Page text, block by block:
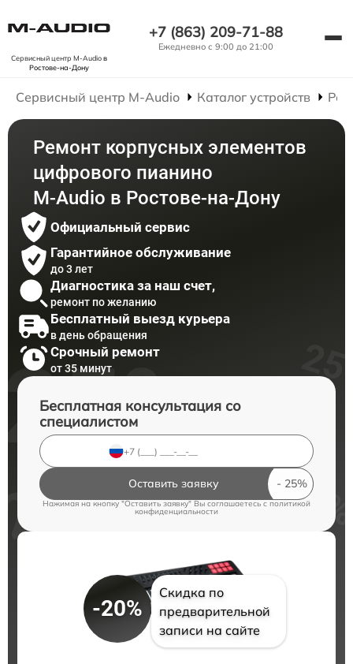
Сервисный центр M-Audioв
Ростове-на-Дону
+7 (863) 209-71-88
Ежедневно с 9:00 до 21:00
Сервисный центр M-Audio Каталог устройств
Ремонт корпусных элементов
цифрового пианино
M-Audio в Ростове-на-Дону
Официальный сервис
Гарантийное обслуживание
до 3 лет
Диагностика за наш счет,
ремонт по желанию
Бесплатный выезд курьера
в день обращения
Срочный ремонт
от 35 минут
Бесплатная консультация со
специалистом
Оставить заявку
Нажимая на кнопку "Оставить заявку" Вы соглашаетесь cполитикой
конфиденциальности
-20%
Скидка по
предварительной
записи на сайте